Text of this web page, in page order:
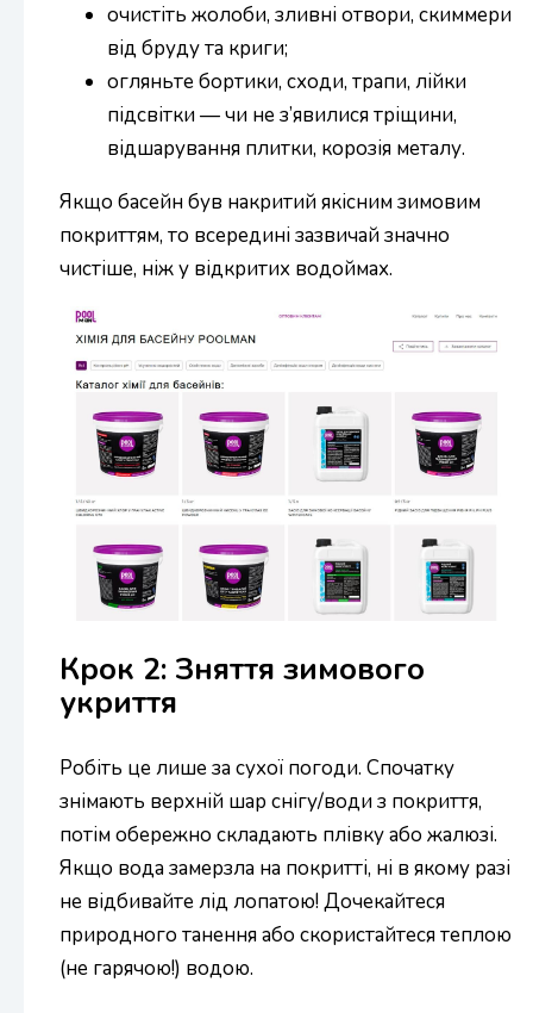
очистіть жолоби, зливні отвори, скиммери
від бруду та криги;
огляньте бортики, сходи, трапи, лійки
підсвітки — чи не з’явилися тріщини,
відшарування плитки, корозія металу.
Якщо басейн був накритий якісним зимовим
покриттям, то всередині зазвичай значно
чистіше, ніж у відкритих водоймах.
Крок 2: Зняття зимового
укриття
Робіть це лише за сухої погоди. Спочатку
знімають верхній шар снігу/води з покриття,
потім обережно складають плівку або жалюзі.
Якщо вода замерзла на покритті, ні в якому разі
не відбивайте лід лопатою! Дочекайтеся
природного танення або скористайтеся теплою
(не гарячою!) водою.